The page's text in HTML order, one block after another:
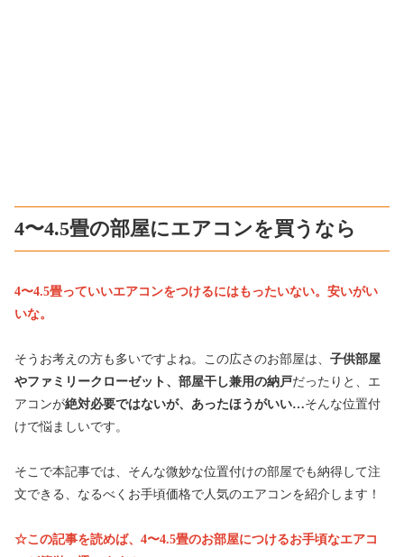
4〜4.5畳の部屋にエアコンを買うなら
4〜4.5畳っていいエアコンをつけるにはもったいない。安いがい
いな。
そうお考えの方も多いですよね。この広さのお部屋は、 子供部屋
やファミリークローゼット、部屋干し兼用の納戸だったりと、エ
アコンが絶対必要ではないが、あったほうがいい…そんな位置付
けで悩ましいです。
そこで本記事では、そんな微妙な位置付けの部屋でも納得して注
文できる、なるべくお手頃価格で人気のエアコンを紹介します！
☆この記事を読めば、4〜4.5畳のお部屋につけるお手頃なエアコ